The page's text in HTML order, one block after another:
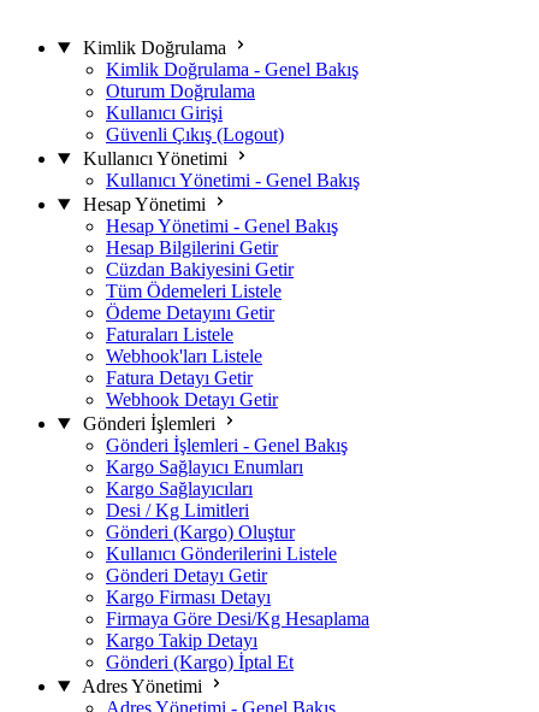
Kimlik Doğrulama
Kimlik Doğrulama - Genel Bakış
Oturum Doğrulama
Kullanıcı Girişi
Güvenli Çıkış (Logout)
Kullanıcı Yönetimi
Kullanıcı Yönetimi - Genel Bakış
Hesap Yönetimi
Hesap Yönetimi - Genel Bakış
Hesap Bilgilerini Getir
Cüzdan Bakiyesini Getir
Tüm Ödemeleri Listele
Ödeme Detayını Getir
Faturaları Listele
Webhook'ları Listele
Fatura Detayı Getir
Webhook Detayı Getir
Gönderi İşlemleri
Gönderi İşlemleri - Genel Bakış
Kargo Sağlayıcı Enumları
Kargo Sağlayıcıları
Desi / Kg Limitleri
Gönderi (Kargo) Oluştur
Kullanıcı Gönderilerini Listele
Gönderi Detayı Getir
Kargo Firması Detayı
Firmaya Göre Desi/Kg Hesaplama
Kargo Takip Detayı
Gönderi (Kargo) İptal Et
Adres Yönetimi
Adres Yönetimi - Genel Bakış